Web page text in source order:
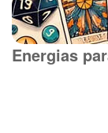
Energias